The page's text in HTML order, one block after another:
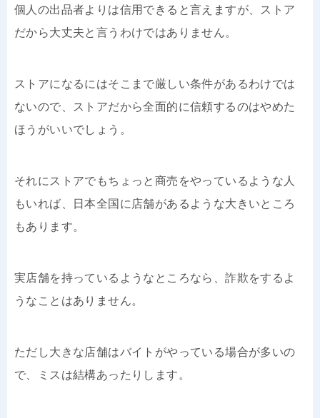
個人の出品者よりは信用できると言えますが、ストア
だから大丈夫と言うわけではありません。
ストアになるにはそこまで厳しい条件があるわけでは
ないので、ストアだから全面的に信頼するのはやめた
ほうがいいでしょう。
それにストアでもちょっと商売をやっているような人
もいれば、日本全国に店舗があるような大きいところ
もあります。
実店舗を持っているようなところなら、詐欺をするよ
うなことはありません。
ただし大きな店舗はバイトがやっている場合が多いの
で、ミスは結構あったりします。